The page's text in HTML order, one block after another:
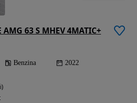
63 S MHEV 4MATIC+
Benzina 2022